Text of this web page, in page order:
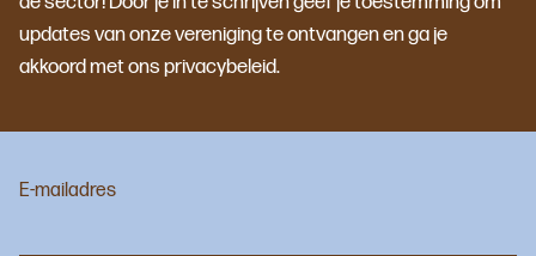
updates van onze vereniging te ontvangen en ga je
akkoord met ons privacybeleid.
E-mailadres